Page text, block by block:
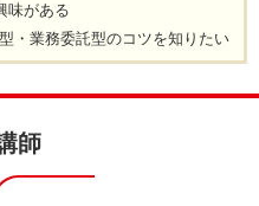
味がある
・業務委託型のコツを知りたい
師